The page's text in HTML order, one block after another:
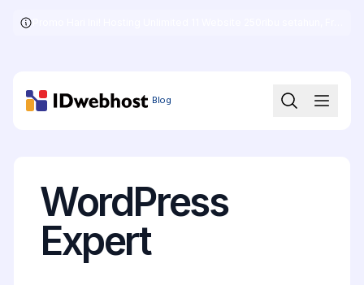
Blog
WordPress
Expert